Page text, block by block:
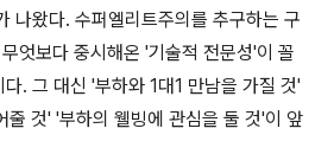
나왔다. 수퍼엘리트주의를 추구하는 구
엇보다 중시해온 '기술적 전문성'이 꼴
. 그 대신 '부하와 1대1 만남을 가질 것'
줄 것' '부하의 웰빙에 관심을 둘 것'이 앞